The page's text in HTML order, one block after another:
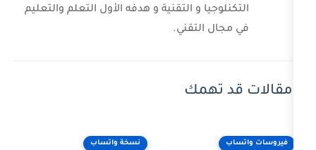
و التقنية و هدفه الأول التعلم والتعليم
تهمك
نسخة واتساب